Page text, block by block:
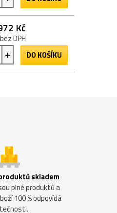
Kč
DPH
+ DO KOŠÍKU
skladem
plné produktů a
100 % odpovídá